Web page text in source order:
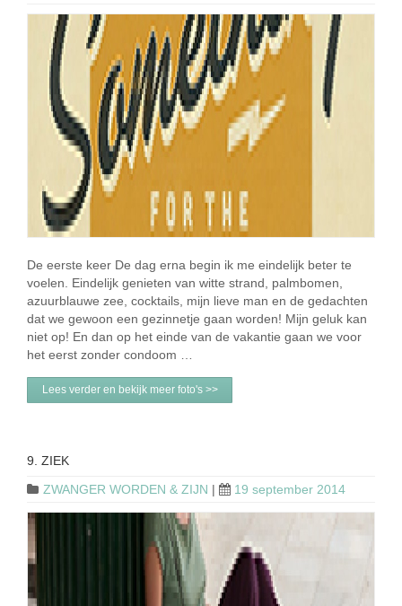
De eerste keer De dag erna begin ik me eindelijk beter te
voelen. Eindelijk genieten van witte strand, palmbomen,
azuurblauwe zee, cocktails, mijn lieve man en de gedachten
dat we gewoon een gezinnetje gaan worden! Mijn geluk kan
niet op! En dan op het einde van de vakantie gaan we voor
het eerst zonder condoom …
Lees verder en bekijk meer foto's >>
9. ZIEK
ZWANGER WORDEN & ZIJN | 19 september 2014